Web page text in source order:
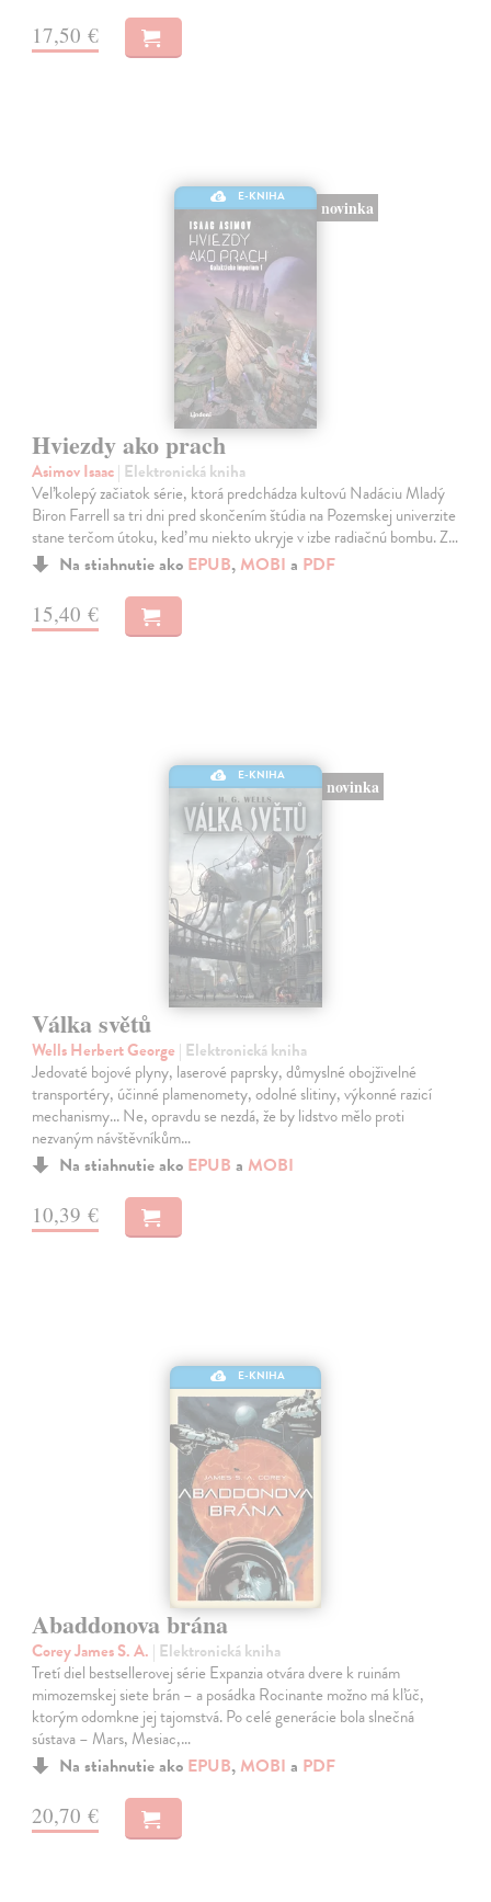
17,50 €
E-KNIHA
novinka
Hviezdy ako prach
Asimov Isaac| Elektronická kniha
Veľkolepý začiatok série, ktorá predchádza kultovú Nadáciu Mladý
Biron Farrell sa tri dni pred skončením štúdia na Pozemskej univerzite
stane terčom útoku, keď mu niekto ukryje v izbe radiačnú bombu. Z…
Na stiahnutie ako EPUB, MOBI a PDF
15,40 €
E-KNIHA
novinka
Válka světů
Wells Herbert George | Elektronická kniha
Jedovaté bojové plyny, laserové paprsky, důmyslné obojživelné
transportéry, účinné plamenomety, odolné slitiny, výkonné razicí
mechanismy... Ne, opravdu se nezdá, že by lidstvo mělo proti
nezvaným návštěvníkům…
Na stiahnutie ako EPUB a MOBI
10,39 €
E-KNIHA
Abaddonova brána
Corey James S. A. | Elektronická kniha
Tretí diel bestsellerovej série Expanzia otvára dvere k ruinám
mimozemskej siete brán – a posádka Rocinante možno má kľúč,
ktorým odomkne jej tajomstvá. Po celé generácie bola slnečná
sústava – Mars, Mesiac,…
Na stiahnutie ako EPUB, MOBI a PDF
20,70 €